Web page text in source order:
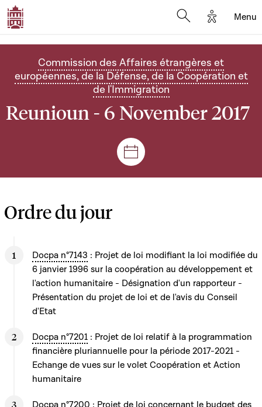
Options
Menu
Commission des Affaires étrangères et
européennes, de la Défense, de la Coopération et
de l'Immigration
Reunioun - 6 November 2017
Sëtzungen a Reuniounen
Ordre du jour
Docpa n°7143 : Projet de loi modifiant la loi modifiée du
6 janvier 1996 sur la coopération au développement et
l'action humanitaire - Désignation d'un rapporteur -
Présentation du projet de loi et de l'avis du Conseil
d'Etat
Docpa n°7201 : Projet de loi relatif à la programmation
financière pluriannuelle pour la période 2017-2021 -
Echange de vues sur le volet Coopération et Action
humanitaire
Docpa n°7200 : Projet de loi concernant le budget des